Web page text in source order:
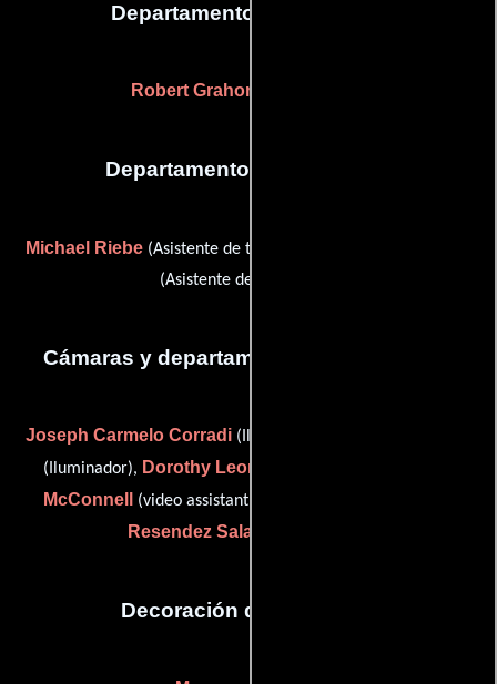
Departamento de vestuario
Robert Grahorac
Departamento de transporte
Michael Riebe (Asistente de transporte) y
(Asistente de transporte)
Cámaras y departamento de electricidad
Joseph Carmelo Corradi(Iluminador),
(Iluminador), Dorothy Leonard
McConnell
(video assistant (as Ashley M. McConnell)) y
Resendez Salaw
Decoración de escenario